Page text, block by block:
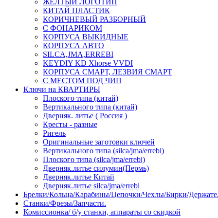
ЖЕЛТЫЙ ЛОГОТИП
КИТАЙ ПЛАСТИК
КОРИЧНЕВЫЙ РАЗБОРНЫЙ
С ФОНАРИКОМ
КОРПУСА ВЫКИДНЫЕ
КОРПУСА АВТО
SILCA,JMA,ERREBI
KEYDIY KD Xhorse VVDI
КОРПУСА СМАРТ, ЛЕЗВИЯ СМАРТ
С МЕСТОМ ПОД ЧИП
Ключи на КВАРТИРЫ
Плоского типа (китай)
Вертикального типа (китай)
Дверняк. литье ( Россия )
Кресты - разные
Ригель
Оригинальные заготовки ключей
Вертикального типа (silca/jma/errebi)
Плоского типа (silca/jma/errebi)
Дверняк.литье силумин(Пермь)
Дверняк.литье Китай
Дверняк.литье silca/jma/errebi
Брелки/Кольца/Карабины/Цепочки/Чехлы/Бирки/
Станки/Фрезы/Запчасти.
Комиссионка/ б/у станки, аппараты со скидкой